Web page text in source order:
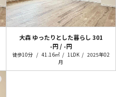
大森 ゆったりとした暮らし 301
-円 / -円
徒歩10分 41.16㎡ 1LDK
2025年02
月